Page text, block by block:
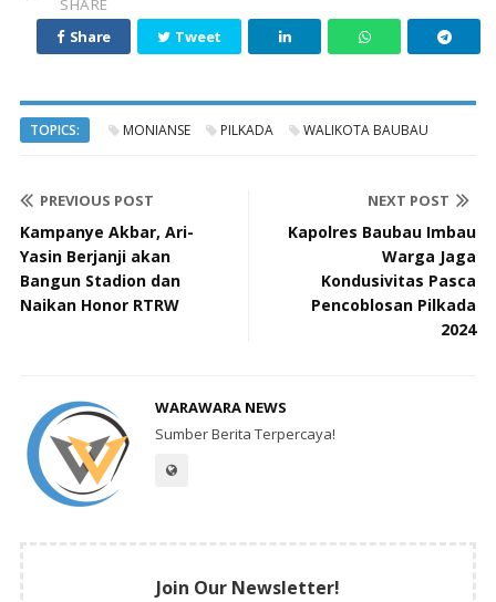
SHARE
Share
Tweet
TOPICS: MONIANSE PILKADA WALIKOTA BAUBAU
PREVIOUS POST
Kampanye Akbar, Ari-
Yasin Berjanji akan
Bangun Stadion dan
Naikan Honor RTRW
NEXT POST
Kapolres Baubau Imbau
Warga Jaga
Kondusivitas Pasca
Pencoblosan Pilkada
2024
WARAWARA NEWS
Sumber Berita Terpercaya!
Join Our Newsletter!